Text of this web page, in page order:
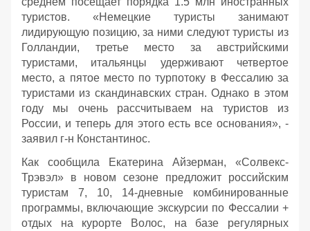
туристов. «Немецкие туристы занимают
лидирующую позицию, за ними следуют туристы из
Голландии, третье место за австрийскими
туристами, итальянцы удерживают четвертое
место, а пятое место по турпотоку в Фессалию за
туристами из скандинавских стран. Однако в этом
году мы очень рассчитываем на туристов из
России, и теперь для этого есть все основания», -
заявил г-н Константинос.
Как сообщила Екатерина Айзерман, «Солвекс-
Трэвэл» в новом сезоне предложит российским
туристам 7, 10, 14-дневные комбинированные
программы, включающие экскурсии по Фессалии +
отдых на курорте Волос, на базе регулярных